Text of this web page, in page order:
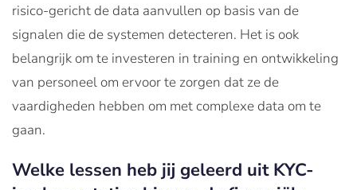
risico-gericht de data aanvullen op basis van de
signalen die de systemen detecteren. Het is ook
belangrijk om te investeren in training en ontwikkeling
van personeel om ervoor te zorgen dat ze de
vaardigheden hebben om met complexe data om te
gaan.
Welke lessen heb jij geleerd uit KYC-